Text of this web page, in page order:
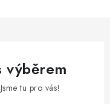
výběrem
tu pro vás!